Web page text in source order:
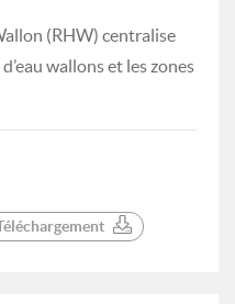
(RHW) centralise
wallons et les zones